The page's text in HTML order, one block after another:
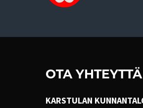
OTA YHTEYTTÄ
KARSTULAN